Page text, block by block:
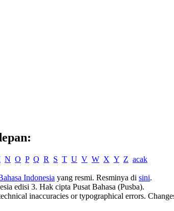
N O P Q R S T U V W X Y Z acak
Indonesia yang resmi. Resminya di sini.
edisi 3. Hak cipta Pusat Bahasa (Pusba).
inaccuracies or typographical errors.